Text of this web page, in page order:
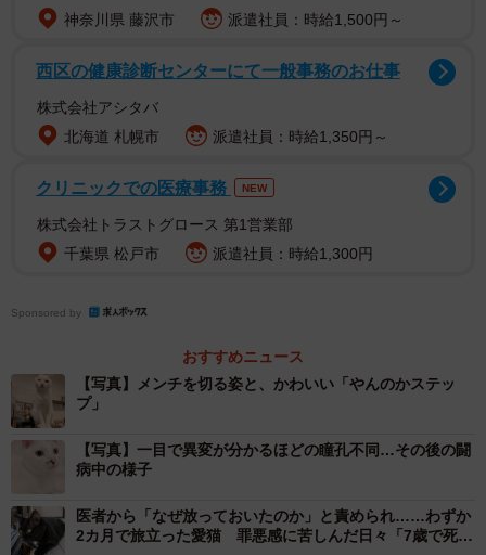
先代猫と同じ“猫白血病ウイルス感染症キャリアの
猫”を預かることに
沖縄・宮古島に住む、みゆねこさん。たね坊くんとは、
2024年6月末に出会った。きっかけは自身が所属してい
る、主に猫のTNR活動（※飼い主のいない猫に不妊・去勢
手術をし、もといた場所へ戻す活動）を行うグループに相
神奈川県 藤沢市
派遣社員：時給1,500円～
西区の健康診断センターにて一般事務のお仕事
株式会社アシタバ
北海道 札幌市
派遣社員：時給1,350円～
クリニックでの医療事務 NEW
株式会社トラストグロース 第1営業部
千葉県 松戸市
派遣社員：時給1,300円
Sponsored by
おすすめニュース
【写真】メンチを切る姿と、かわいい「やんのかステッ
プ」
【写真】一目で異変が分かるほどの瞳孔不同…その後の闘
病中の様子
医者から「なぜ放っておいたのか」と責められ……わずか
2カ月で旅立った愛猫 罪悪感に苦しんだ日々「7歳で死な